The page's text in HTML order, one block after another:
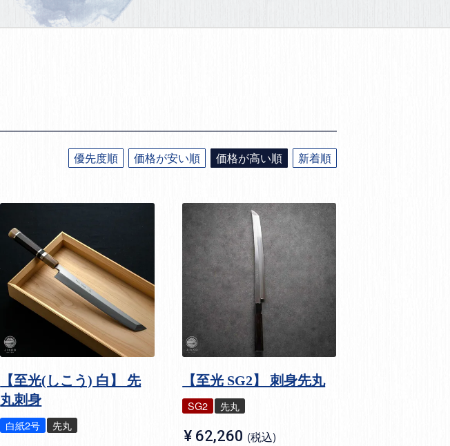
優先度順 価格が安い順 価格が高い順 新着順
【至光(しこう) 白】 先
丸刺身
白紙2号 先丸
【至光 SG2】 刺身先丸
SG2 先丸
¥ 62,260 税込